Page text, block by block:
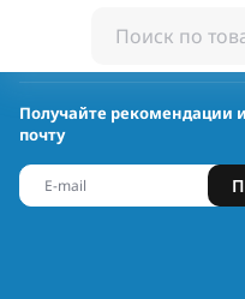
Получайте рекомендации
почту